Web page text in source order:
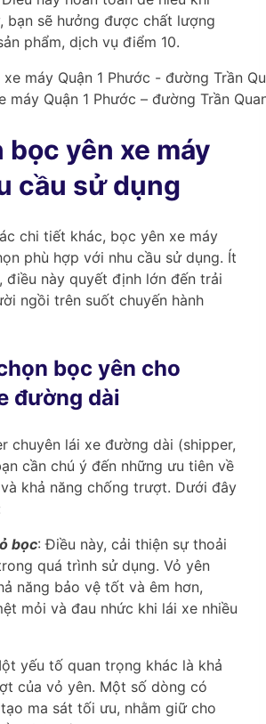
bạn sẽ hưởng được chất lượng
phẩm, dịch vụ điểm 10.
máy Quận 1 Phước – đường Trần
bọc yên xe máy
cầu sử dụng
chi tiết khác, bọc yên xe máy
phù hợp với nhu cầu sử dụng. Ít
điều này quyết định lớn đến trải
ngồi trên suốt chuyến hành
bọc yên cho
đường dài
chuyên lái xe đường dài (shipper,
cần chú ý đến những ưu tiên về
khả năng chống trượt. Dưới đây
bọc: Điều này, cải thiện sự thoải
quá trình sử dụng. Vỏ yên
năng bảo vệ tốt và êm hơn,
mỏi và đau nhức khi lái xe nhiều
yếu tố quan trọng khác là khả
của vỏ yên. Một số dòng có
ma sát tối ưu, nhằm giữ cho